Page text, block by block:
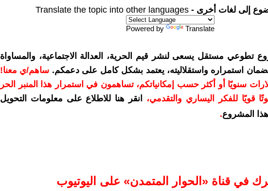
إلى لغات أخرى - Translate the topic into other languages
Powered by Translate
تطوعي مستقل يسعى لنشر قيم الحرية، العدالة الاجتماعية، والمساواة
استمراره واستقلاليته، يعتمد بشكل كامل على دعمكم. ساهم/ي معنا!
بمبلغ 10 دولارات سنويًا أو أكثر حسب إمكانياتكم، تساهمون في استمرار هذا المنبر الحر
قويًا للفكر اليساري والتقدمي،
انقر هنا للاطلاع على معلومات التحويل
المشروع.
في قناة ‫«الحوار المتمدن» على اليوتيوب